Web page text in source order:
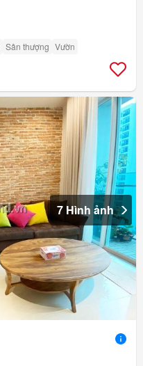
Sân thượng Vườn
7 Hình ảnh